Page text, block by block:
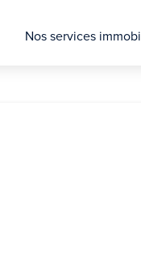
Nos services